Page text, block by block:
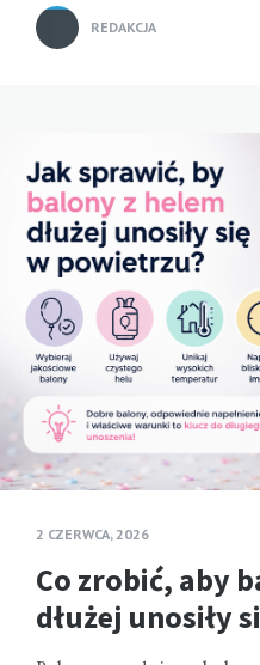
REDAKCJA
2 CZERWCA, 2026
Co zrobić, aby
dłużej unosiły